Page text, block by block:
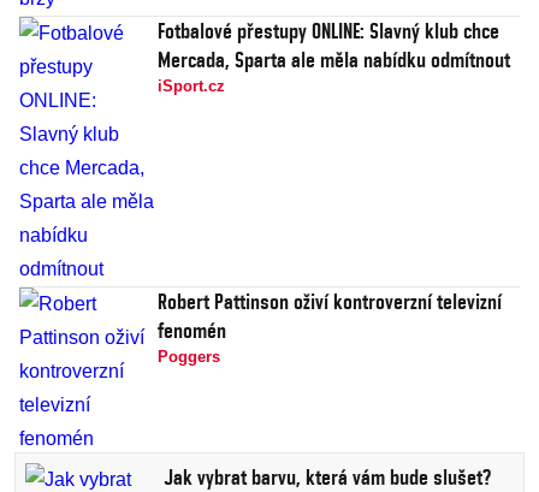
Fotbalové přestupy ONLINE: Slavný klub chce
Mercada, Sparta ale měla nabídku odmítnout
iSport.cz
Robert Pattinson oživí kontroverzní televizní
fenomén
Poggers
Jak vybrat barvu, která vám bude slušet?